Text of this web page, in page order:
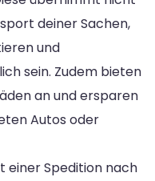
deiner Sachen,
und
sein. Zudem bieten
an und ersparen
Autos oder
einer Spedition nach